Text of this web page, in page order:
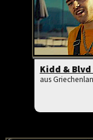
Kidd & Blvd
aus